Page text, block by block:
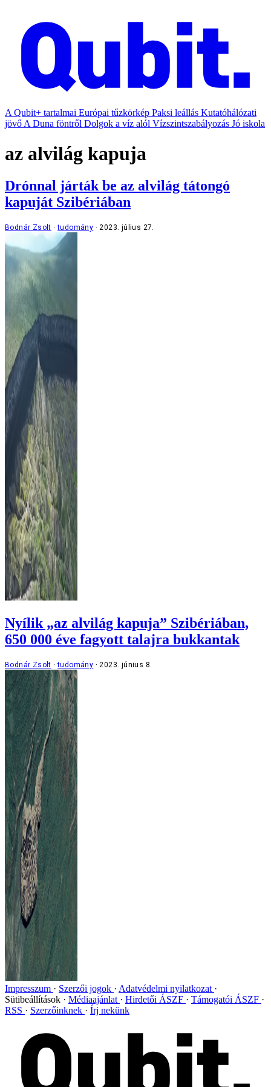
A Qubit+ tartalmai Európai tűzkörkép Paksi leállás Kutatóhálózati
jövő A Duna föntről Dolgok a víz alól Vízszintszabályozás Jó iskola
az alvilág kapuja
Drónnal járták be az alvilág tátongó
kapuját Szibériában
Bodnár Zsolt tudomány 2023. július 27.
Nyílik „az alvilág kapuja” Szibériában,
650 000 éve fagyott talajra bukkantak
Bodnár Zsolt tudomány 2023. június 8.
Impresszum Szerzői jogok
Adatvédelmi nyilatkozat
Sütibeállítások
Médiaajánlat Hirdetői ÁSZF
Támogatói ÁSZF
RSS
Szerzőinknek Írj nekünk